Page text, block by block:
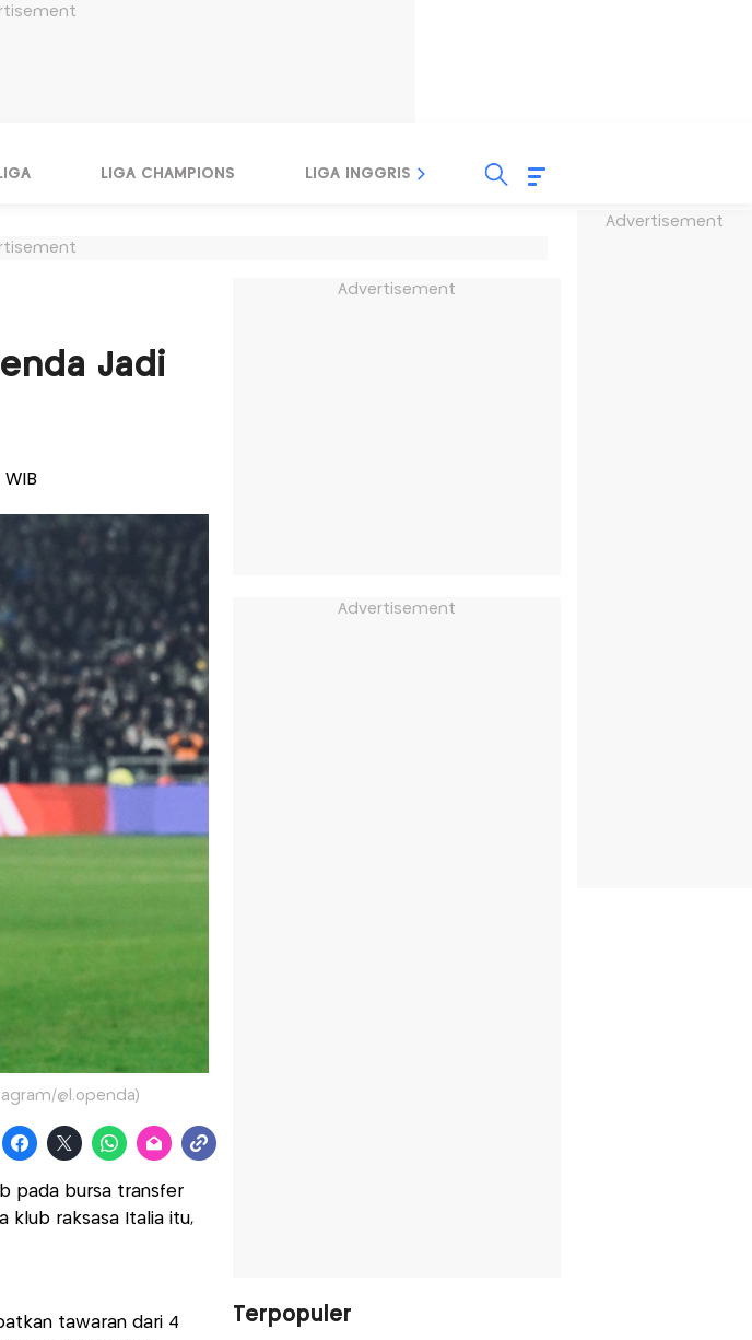
Advertisement
LIGA CHAMPIONS LIGA INGGRIS LIGA ITALIA
Jadi
@l.openda)
pada bursa transfer
klub raksasa Italia itu,
tawaran dari 4
Advertisement
Advertisement
Terpopuler